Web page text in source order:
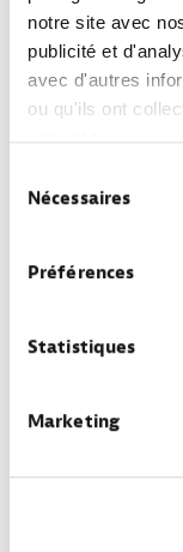
notre site avec
publicité et
avec d'autres
ou qu'ils ont
Nécessaires
Préférences
Statistiques
Marketing